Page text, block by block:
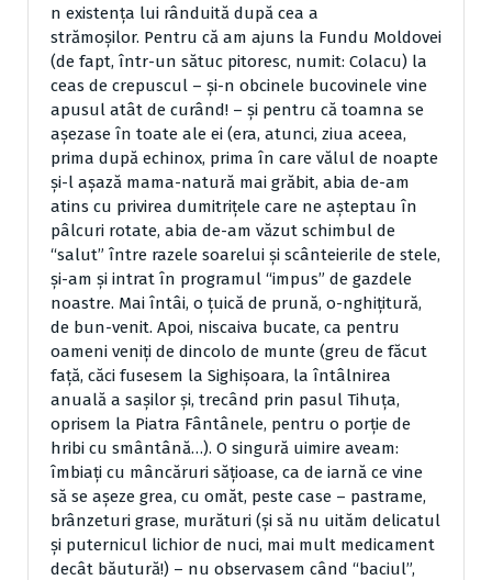
n existenţa lui rânduită după cea a
strămoşilor. Pentru că am ajuns la Fundu Moldovei
(de fapt, într-un sătuc pitoresc, numit: Colacu) la
ceas de crepuscul – şi-n obcinele bucovinele vine
apusul atât de curând! – şi pentru că toamna se
aşezase în toate ale ei (era, atunci, ziua aceea,
prima după echinox, prima în care vălul de noapte
şi-l aşază mama-natură mai grăbit, abia de-am
atins cu privirea dumitriţele care ne aşteptau în
pâlcuri rotate, abia de-am văzut schimbul de
“salut” între razele soarelui şi scânteierile de stele,
şi-am şi intrat în programul “impus” de gazdele
noastre. Mai întâi, o ţuică de prună, o-nghiţitură,
de bun-venit. Apoi, niscaiva bucate, ca pentru
oameni veniţi de dincolo de munte (greu de făcut
faţă, căci fusesem la Sighişoara, la întâlnirea
anuală a saşilor şi, trecând prin pasul Tihuţa,
oprisem la Piatra Fântânele, pentru o porţie de
hribi cu smântână…). O singură uimire aveam:
îmbiaţi cu mâncăruri săţioase, ca de iarnă ce vine
să se aşeze grea, cu omăt, peste case – pastrame,
brânzeturi grase, murături (şi să nu uităm delicatul
şi puternicul lichior de nuci, mai mult medicament
decât băutură!) – nu observasem când “baciul”,